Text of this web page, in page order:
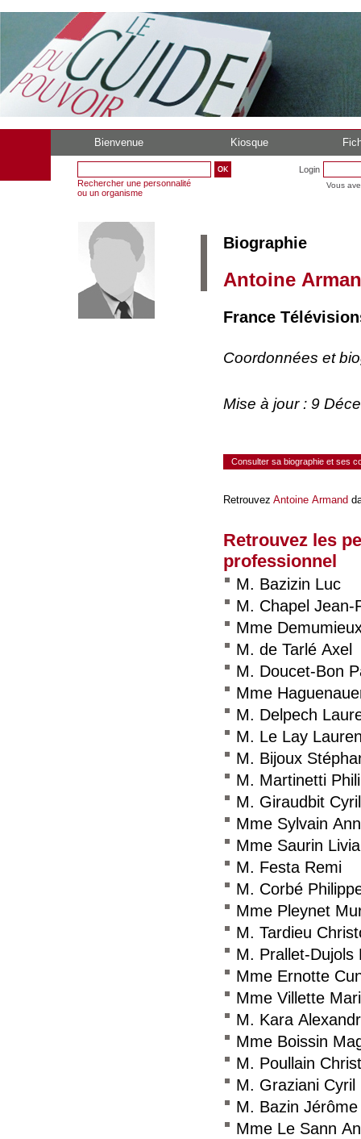
Bienvenue Kiosque
Rechercher une personnalité
ou un organisme
Login
Vous
Biographie
Antoine
France
Coordonnées et
Mise à jour : 9
Consulter sa biographie et ses
Retrouvez Antoine Armand
Retrouvez les
professionnel
M. Bazizin Luc
M. Chapel Jean-
Mme
M. de Tarlé Axel
M. Doucet-Bon
Mme
M. Delpech
M. Le Lay
M. Bijoux
M. Martinetti
M. Giraudbit Cyril
Mme Sylvain
Mme Saurin Livia
M. Festa Remi
M. Corbé
Mme Pleynet
M. Tardieu
M. Prallet-Dujols
Mme Ernotte
Mme Villette
M. Kara
Mme Boissin
M. Poullain
M. Graziani Cyril
M. Bazin Jérôme
Mme Le Sann